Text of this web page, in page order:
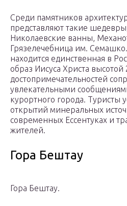
Среди памятников
представляют такие
Николаевские ванны,
Грязелечебница им. Семашко.
находится единственная в
образ Иисуса Христа
достопримечательностей
увлекательными
курортного города. Туристы
открытий минеральных
современных Ессентуках и
жителей.
Гора Бештау
Гора Бештау.